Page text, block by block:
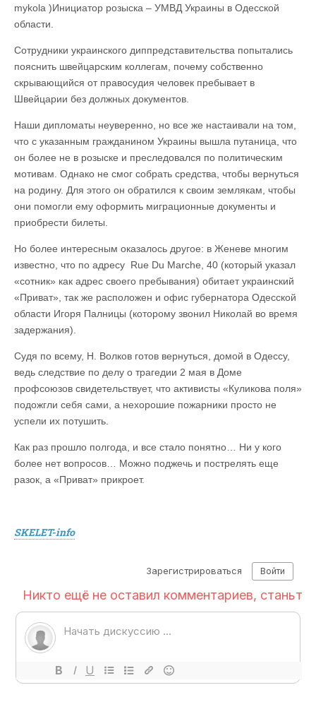
mykola )Инициатор розыска – УМВД Украины в Одесской
области.
Сотрудники украинского диппредставительства попытались
пояснить швейцарским коллегам, почему собственно
скрывающийся от правосудия человек пребывает в
Швейцарии без должных документов.
Наши дипломаты неуверенно, но все же настаивали на том,
что с указанным гражданином Украины вышла путаница, что
он более не в розыске и преследовался по политическим
мотивам. Однако не смог собрать средства, чтобы вернуться
на родину. Для этого он обратился к своим землякам, чтобы
они помогли ему оформить миграционные документы и
приобрести билеты.
Но более интересным оказалось другое: в Женеве многим
известно, что по адресу Rue Du Marche, 40 (который указал
«сотник» как адрес своего пребывания) обитает украинский
«Приват», так же расположен и офис губернатора Одесской
области Игоря Палницы (которому звонил Николай во время
задержания).
Судя по всему, Н. Волков готов вернуться, домой в Одессу,
ведь следствие по делу о трагедии 2 мая в Доме
профсоюзов свидетельствует, что активисты «Куликова поля»
подожгли себя сами, а нехорошие пожарники просто не
успели их потушить.
Как раз прошло полгода, и все стало понятно… Ни у кого
более нет вопросов… Можно поджечь и пострелять еще
разок, а «Приват» прикроет.
SKELET-info